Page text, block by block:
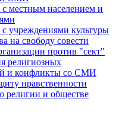
местным населением и
учреждениями культуры
на свободу совести
против "сект"
религиозных
и конфликты со СМИ
нравственности
религии и обществе